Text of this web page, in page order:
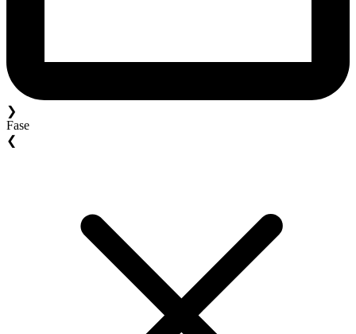
❯
Fase
❮